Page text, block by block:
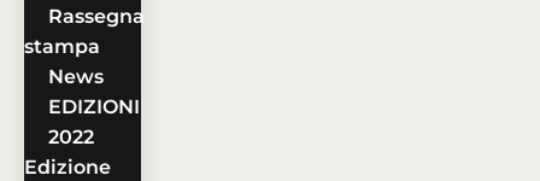
Rassegna
stampa
News
EDIZIONI
2022
Edizione